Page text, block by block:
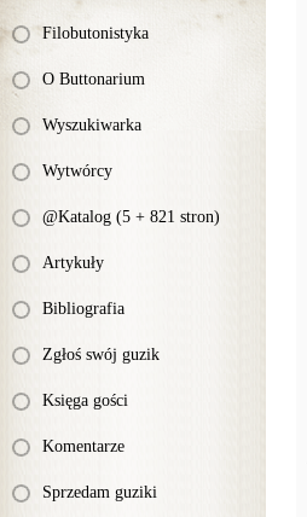
Filobutonistyka
O Buttonarium
Wyszukiwarka
Wytwórcy
@Katalog (5 + 821 stron)
Artykuły
Bibliografia
Zgłoś swój guzik
Księga gości
Komentarze
Sprzedam guziki